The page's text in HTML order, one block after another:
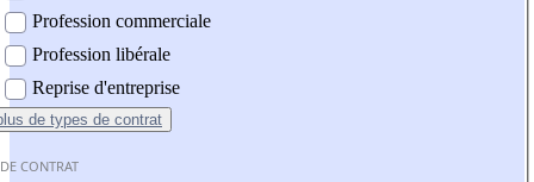
Profession commerciale
Profession libérale
Reprise d'entreprise
de types de contrat
CONTRAT